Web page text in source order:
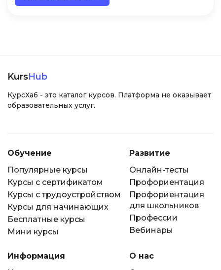
KursHub
КурсХаб - это каталог курсов. Платформа не оказывает
образовательных услуг.
Обучение
Популярные курсы
Курсы с сертификатом
Курсы с трудоустройством
Курсы для начинающих
Бесплатные курсы
Мини курсы
Развитие
Онлайн-тесты
Профориентация
Профориентация
для школьников
Профессии
Вебинары
Информация
О нас